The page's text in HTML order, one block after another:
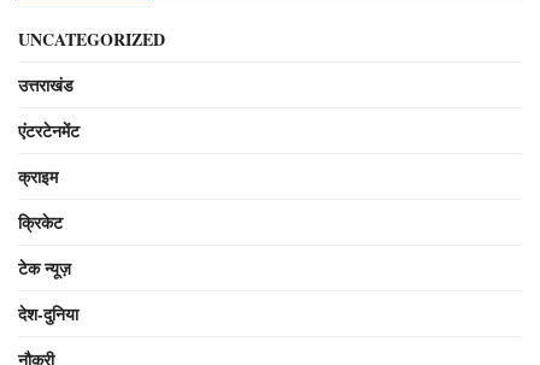
UNCATEGORIZED
उत्तराखंड
एंटरटेनमेंट
क्राइम
क्रिकेट
टेक न्यूज़
देश-दुनिया
नौकरी